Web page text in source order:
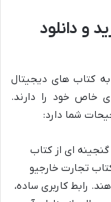
و دانلود
کتاب های دیجیتال
خاص خود را دارند.
شما دارد:
گنجینه ای از کتاب
تجارت خارجیو
رابط کاربری ساده،